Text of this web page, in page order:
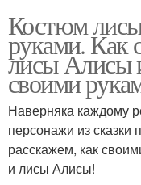
Костюм
руками. Как
лисы Алисы
своими
Наверняка каждому
персонажи из
расскажем, как
и лисы Алисы!